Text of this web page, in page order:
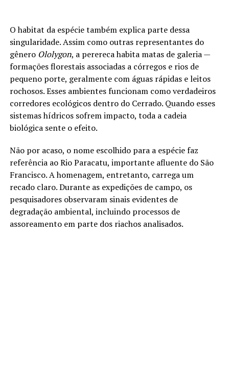
O habitat da espécie também explica parte dessa
singularidade. Assim como outras representantes do
gênero Ololygon, a perereca habita matas de galeria —
formações florestais associadas a córregos e rios de
pequeno porte, geralmente com águas rápidas e leitos
rochosos. Esses ambientes funcionam como verdadeiros
corredores ecológicos dentro do Cerrado. Quando esses
sistemas hídricos sofrem impacto, toda a cadeia
biológica sente o efeito.
Não por acaso, o nome escolhido para a espécie faz
referência ao Rio Paracatu, importante afluente do São
Francisco. A homenagem, entretanto, carrega um
recado claro. Durante as expedições de campo, os
pesquisadores observaram sinais evidentes de
degradação ambiental, incluindo processos de
assoreamento em parte dos riachos analisados.